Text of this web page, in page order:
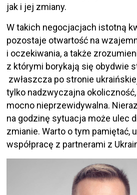
jak i jej zmiany.
W takich negocjacjach istotną
pozostaje otwartość na
i oczekiwania, a także
z którymi borykają się obydwie
zwłaszcza po stronie
tylko nadzwyczajna
mocno nieprzewidywalna.
na godzinę sytuacja może ulec
zmianie. Warto o tym pamiętać,
współpracę z partnerami z